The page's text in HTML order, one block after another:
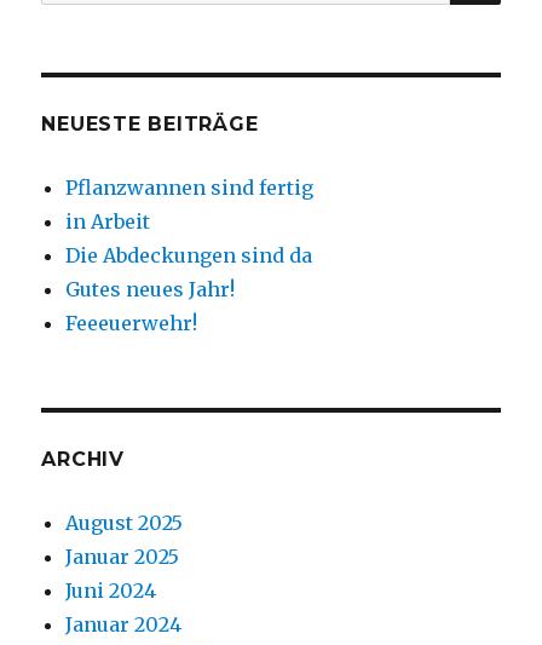
NEUESTE BEITRÄGE
Pflanzwannen sind fertig
in Arbeit
Die Abdeckungen sind da
Gutes neues Jahr!
Feeeuerwehr!
ARCHIV
August 2025
Januar 2025
Juni 2024
Januar 2024